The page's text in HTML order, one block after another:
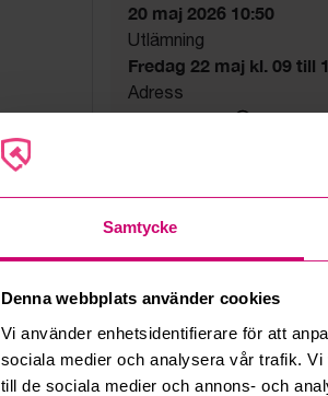
Samtycke
Denna webbplats använder cookies
Vi använder enhetsidentifierare för att
sociala medier och analysera vår trafik.
till de sociala medier och annons- och
20 maj 2026 10:50
Utlämning
Fredag 22 maj kl. 09 till
Adress
Helsingborg
Säljare
Företag